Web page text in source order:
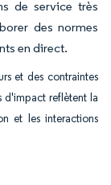
de service très
des normes
en direct.
et des contraintes
d'impact reflètent la
et les interactions